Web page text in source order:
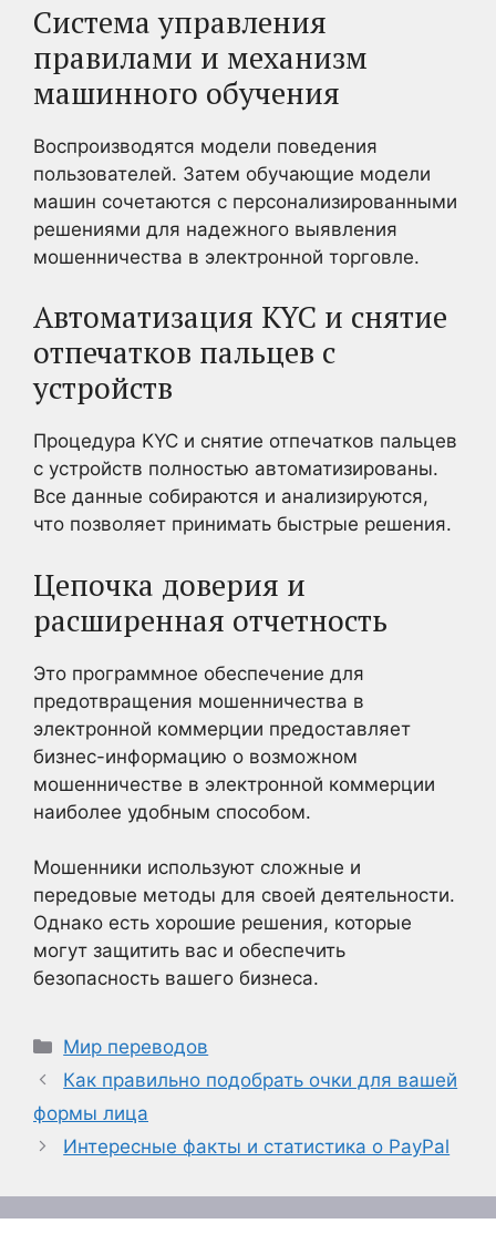
Система управления
правилами и механизм
машинного обучения
Воспроизводятся модели поведения
пользователей. Затем обучающие модели
машин сочетаются с персонализированными
решениями для надежного выявления
мошенничества в электронной торговле.
Автоматизация KYC и снятие
отпечатков пальцев с
устройств
Процедура KYC и снятие отпечатков пальцев
с устройств полностью автоматизированы.
Все данные собираются и анализируются,
что позволяет принимать быстрые решения.
Цепочка доверия и
расширенная отчетность
Это программное обеспечение для
предотвращения мошенничества в
электронной коммерции предоставляет
бизнес-информацию о возможном
мошенничестве в электронной коммерции
наиболее удобным способом.
Мошенники используют сложные и
передовые методы для своей деятельности.
Однако есть хорошие решения, которые
могут защитить вас и обеспечить
безопасность вашего бизнеса.
Рубрики
Мир переводов
Как правильно подобрать очки для вашей
формы лица
Интересные факты и статистика о PayPal